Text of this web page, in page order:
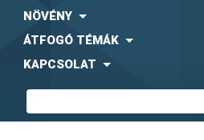
NÖVÉNY
ÁTFOGÓ TÉMÁK
KAPCSOLAT